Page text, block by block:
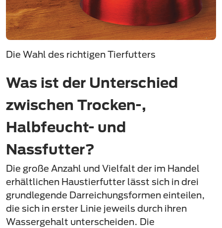
Die Wahl des richtigen Tierfutters
Was ist der Unterschied
zwischen Trocken-,
Halbfeucht- und
Nassfutter?
Die große Anzahl und Vielfalt der im Handel
erhältlichen Haustierfutter lässt sich in drei
grundlegende Darreichungsformen einteilen,
die sich in erster Linie jeweils durch ihren
Wassergehalt unterscheiden. Die